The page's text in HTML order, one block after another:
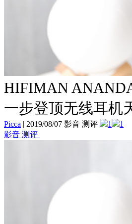
HIFIMAN
一步登顶无线耳机
Picca | 2019/08/07 影音 测评 1
1
影音 测评